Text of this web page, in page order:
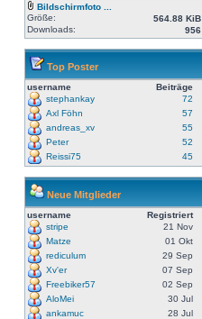
Bildschirmfoto ...
Größe:
564.88 KiB
Downloads:
956
Top Poster
username
Beiträge
stephankay
72
Axl Föhn
57
andreas_xv
55
Peter
52
Reissi75
45
Neue Mitglieder
username
Registriert
stripe
21 Nov
Matze
01 Okt
rediculum
29 Sep
Xv'er
07 Sep
Freebiker57
02 Sep
AloMei
30 Jul
ankamuc
28 Jul